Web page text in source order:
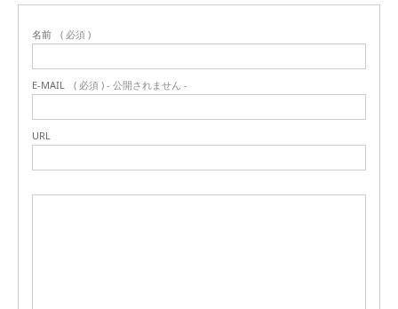
名前 ( 必須 )
E-MAIL ( 必須 ) - 公開されません -
URL